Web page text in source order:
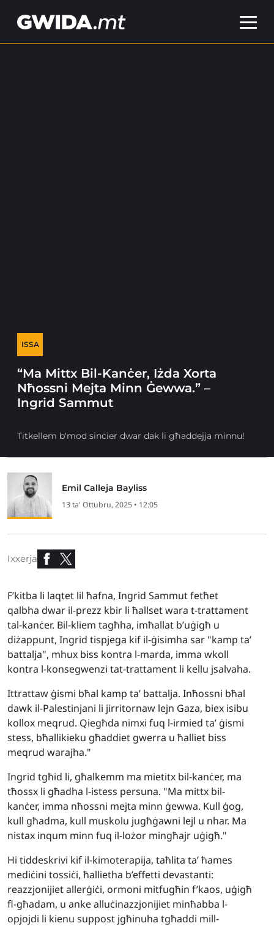
ISSA
“Ma Mittx Bil-Kanċer, Iżda Xorta
Nħossni Mejta Minn Ġewwa.” –
Ingrid Sammut
Titkellem b'mod sinċier dwar dak li għaddejja minnu!
Emil Calleja Bayliss
13 ta' Ottubru, 2025 • 12:05
Ixxerja
F’kitba li laqtet lil ħafna, Ingrid Sammut fetħet
qalbha dwar il-prezz kbir li ħallset wara t-trattament
tal-kanċer. Bil-kliem tagħha, imħallat b’uġigħ u
diżappunt, Ingrid tispjega kif il-ġisimha sar "kamp ta’
battalja", mhux biss kontra l-marda, imma wkoll
kontra l-konsegwenzi tat-trattament li kellu jsalvaha.
Ittrattaw ġismi bħal kamp ta’ battalja. Inħossni bħal
dawk il-Palestinjani li jirritornaw lejn Gaza, biex isibu
kollox meqrud. Qiegħda nimxi fuq l-irmied ta’ ġismi
stess, bħallikieku għaddiet gwerra u ħalliet biss
meqrud warajha."
Ingrid tgħid li, għalkemm ma mietitx bil-kanċer, ma
tħossx li għadha l-istess persuna. "Ma mittx bil-
kanċer, imma nħossni mejta minn ġewwa. Kull ġog,
kull għadma, kull muskolu jugħġawni lejl u nhar. Ma
nistax inqum minn fuq il-lożor mingħajr uġigħ."
Hi tiddeskrivi kif il-kimoterapija, taħlita ta’ ħames
mediċini tossiċi, ħallietha b’effetti devastanti:
reazzjonijiet allerġiċi, ormoni mitfugħin f’kaos, uġigħ
fl-għadam, u anke alluċinazzjonijiet minħabba l-
opjojdi li kienu suppost jgħinuha tgħaddi mill-